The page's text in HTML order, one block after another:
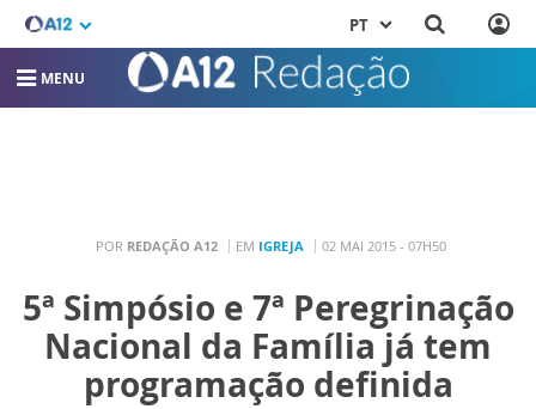
PT
MENU
POR REDAÇÃO A12 EM IGREJA 02 MAI 2015 - 07H50
5ª Simpósio e 7ª Peregrinação
Nacional da Família já tem
programação definida